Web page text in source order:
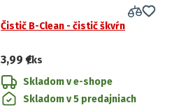
Čistič B-Clean - čistič škvŕn
3,99 €/ks
Skladom v e-shope
Skladom v 5 predajniach